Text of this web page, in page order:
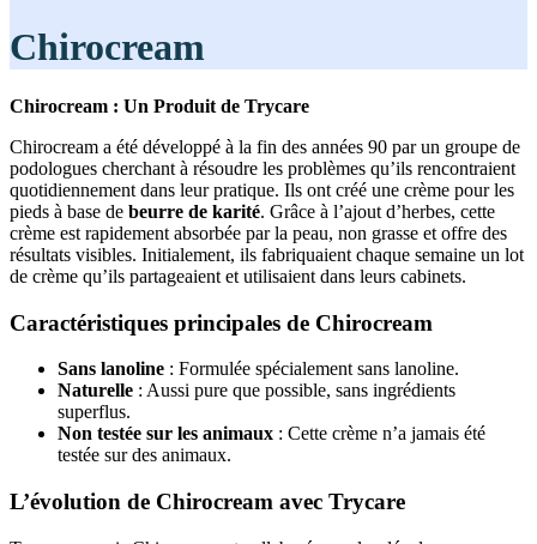
Chirocream
Chirocream : Un Produit de Trycare
Chirocream a été développé à la fin des années 90 par un groupe de
podologues cherchant à résoudre les problèmes qu’ils rencontraient
quotidiennement dans leur pratique. Ils ont créé une crème pour les
pieds à base de beurre de karité. Grâce à l’ajout d’herbes, cette
crème est rapidement absorbée par la peau, non grasse et offre des
résultats visibles. Initialement, ils fabriquaient chaque semaine un lot
de crème qu’ils partageaient et utilisaient dans leurs cabinets.
Caractéristiques principales de Chirocream
Sans lanoline : Formulée spécialement sans lanoline.
Naturelle : Aussi pure que possible, sans ingrédients
superflus.
Non testée sur les animaux : Cette crème n’a jamais été
testée sur des animaux.
L’évolution de Chirocream avec Trycare